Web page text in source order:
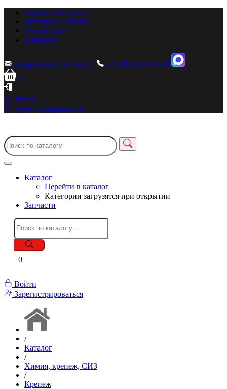
Сервисный центр
Доставка и оплата
О компании
Контакты
sale@zionstm.ru sale@...
+7 (495) 136-23-00
0
Войти
Зарегистрироваться
Каталог
Перейти в каталог
Категории загрузятся при открытии
Запчасти
0
Войти
Зарегистрироваться
/
Каталог
/
Химия, крепеж, СИЗ
/
Крепеж